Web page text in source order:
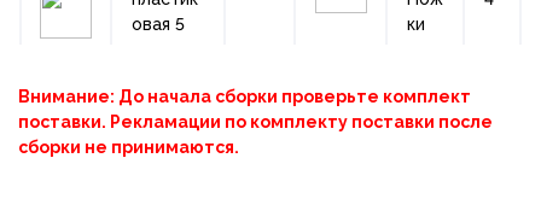
овая 5
ки
Внимание: До начала сборки проверьте комплект
поставки. Рекламации по комплекту поставки после
сборки не принимаются.